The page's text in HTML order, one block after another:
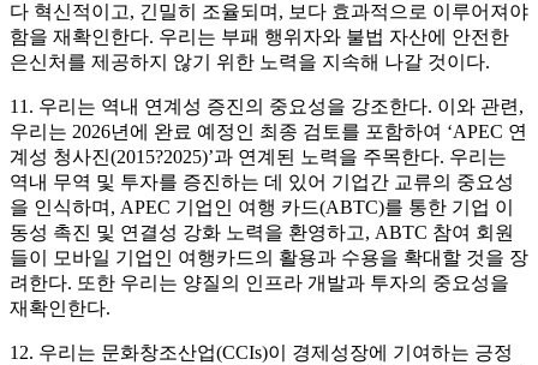
다 혁신적이고, 긴밀히 조율되며, 보다 효과적으로 이루어져야
함을 재확인한다. 우리는 부패 행위자와 불법 자산에 안전한
은신처를 제공하지 않기 위한 노력을 지속해 나갈 것이다.
11. 우리는 역내 연계성 증진의 중요성을 강조한다. 이와 관련,
우리는 2026년에 완료 예정인 최종 검토를 포함하여 ‘APEC 연
계성 청사진(2015?2025)’과 연계된 노력을 주목한다. 우리는
역내 무역 및 투자를 증진하는 데 있어 기업간 교류의 중요성
을 인식하며, APEC 기업인 여행 카드(ABTC)를 통한 기업 이
동성 촉진 및 연결성 강화 노력을 환영하고, ABTC 참여 회원
들이 모바일 기업인 여행카드의 활용과 수용을 확대할 것을 장
려한다. 또한 우리는 양질의 인프라 개발과 투자의 중요성을
재확인한다.
12. 우리는 문화창조산업(CCIs)이 경제성장에 기여하는 긍정